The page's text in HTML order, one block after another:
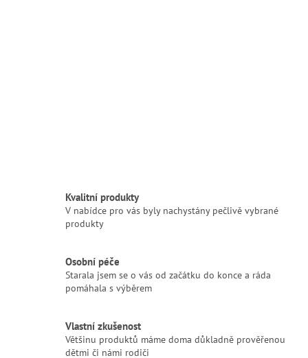
Kvalitní produkty
V nabídce pro vás byly nachystány pečlivě vybrané
produkty
Osobní péče
Starala jsem se o vás od začátku do konce a ráda
pomáhala s výběrem
Vlastní zkušenost
Většinu produktů máme doma důkladně prověřenou
dětmi či námi rodiči